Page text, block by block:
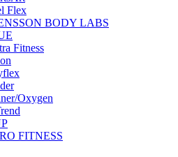
Flex
BODY LABS
Fitness
Oxygen
FITNESS